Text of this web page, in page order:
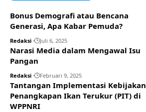
Bonus Demografi atau Bencana
Generasi, Apa Kabar Pemuda?
Redaksi Juli 6, 2025
Narasi Media dalam Mengawal Isu
Pangan
Redaksi Februari 9, 2025
Tantangan Implementasi Kebijakan
Penangkapan Ikan Terukur (PIT) di
WPPNRI